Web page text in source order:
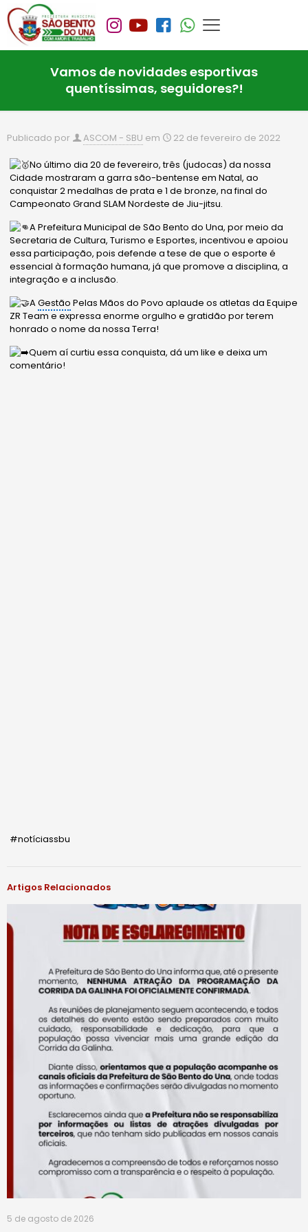
Vamos de novidades esportivas
quentíssimas, seguidores?!
Publicado por ASCOM - SBU em 22 de fevereiro de 2022
No último dia 20 de fevereiro, três (judocas) da nossa
Cidade mostraram a garra são-bentense em Natal, ao
conquistar 2 medalhas de prata e 1 de bronze, na final do
Campeonato Grand SLAM Nordeste de Jiu-jitsu.
A Prefeitura Municipal de São Bento do Una, por meio da
Secretaria de Cultura, Turismo e Esportes, incentivou e apoiou
essa participação, pois defende a tese de que o esporte é
essencial à formação humana, já que promove a disciplina, a
integração e a inclusão.
AGestão Pelas Mãos do Povo aplaude os atletas da Equipe
ZR Team e expressa enorme orgulho e gratidão por terem
honrado o nome da nossa Terra!
Quem aí curtiu essa conquista, dá um like e deixa um
comentário!
#notíciassbu
Artigos Relacionados
5 de agosto de 2026